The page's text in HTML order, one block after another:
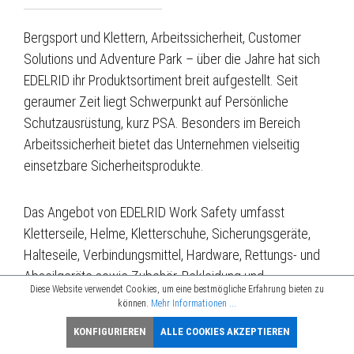
Bergsport und Klettern, Arbeitssicherheit, Customer
Solutions und Adventure Park – über die Jahre hat sich
EDELRID ihr Produktsortiment breit aufgestellt. Seit
geraumer Zeit liegt Schwerpunkt auf Persönliche
Schutzausrüstung, kurz PSA. Besonders im Bereich
Arbeitssicherheit bietet das Unternehmen vielseitig
einsetzbare Sicherheitsprodukte.
Das Angebot von EDELRID Work Safety umfasst
Kletterseile, Helme, Kletterschuhe, Sicherungsgeräte,
Halteseile, Verbindungsmittel, Hardware, Rettungs- und
Abseilgeräte sowie Zubehör, Bekleidung und
Transportmittel.
Diese Website verwendet Cookies, um eine bestmögliche Erfahrung bieten zu
können. Mehr Informationen ...
KONFIGURIEREN ALLE COOKIES AKZEPTIEREN